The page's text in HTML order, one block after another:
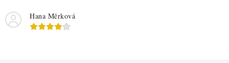
Hana Měrková